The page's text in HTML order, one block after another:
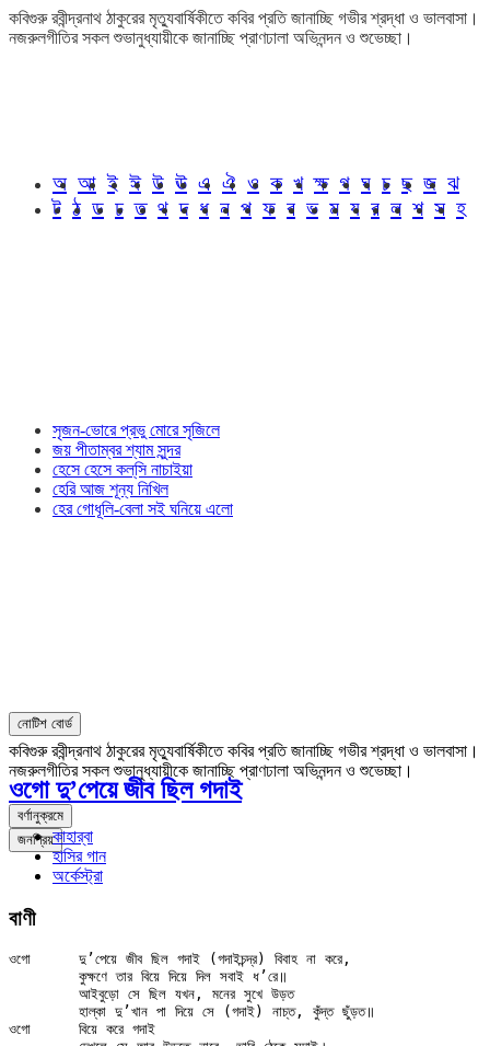
কবিগুরু রবীন্দ্রনাথ ঠাকুরের মৃত্যুবার্ষিকীতে কবির প্রতি জানাচ্ছি গভীর শ্রদ্ধা ও ভালবাসা।
নজরুলগীতির সকল শুভানুধ্যায়ীকে জানাচ্ছি প্রাণঢালা অভিনন্দন ও শুভেচ্ছা।
অ আ ই ঈ উ ঊ এ ঐ ও ক খ ক্ষ গ ঘ চ ছ জ ঝ
ট ঠ ড ঢ ত থ দ ধ ন প ফ ব ভ ম য র ল শ স হ
সৃজন-ভোরে প্রভু মোরে সৃজিলে
জয় পীতাম্বর শ্যাম সুন্দর
হেসে হেসে কল্‌সি নাচাইয়া
হেরি আজ শূন্য নিখিল
হের গোধূলি-বেলা সই ঘনিয়ে এলো
নোটিশ বোর্ড
কবিগুরু রবীন্দ্রনাথ ঠাকুরের মৃত্যুবার্ষিকীতে কবির প্রতি জানাচ্ছি গভীর শ্রদ্ধা ও ভালবাসা।
নজরুলগীতির সকল শুভানুধ্যায়ীকে জানাচ্ছি প্রাণঢালা অভিনন্দন ও শুভেচ্ছা।
বর্ণানুক্রমে
জনপ্রিয়
ওগো দু’পেয়ে জীব ছিল গদাই
কাহার্‌বা
হাসির গান
অর্কেস্ট্রা
বাণী
ওগো	দু’পেয়ে জীব ছিল গদাই (গদাইচন্দ্র) বিবাহ না করে,
ওগো	বিয়ে করে গদাই